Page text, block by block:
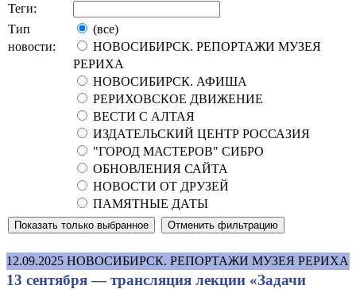
Теги:
Тип
новости:
(все)
НОВОСИБИРСК. РЕПОРТАЖИ МУЗЕЯ
РЕРИХА
НОВОСИБИРСК. АФИША
РЕРИХОВСКОЕ ДВИЖЕНИЕ
ВЕСТИ С АЛТАЯ
ИЗДАТЕЛЬСКИЙ ЦЕНТР РОССАЗИЯ
"ГОРОД МАСТЕРОВ" СИБРО
ОБНОВЛЕНИЯ САЙТА
НОВОСТИ ОТ ДРУЗЕЙ
ПАМЯТНЫЕ ДАТЫ
12.09.2025 НОВОСИБИРСК. РЕПОРТАЖИ МУЗЕЯ РЕРИХА
13 сентября — трансляция лекции «Задачи